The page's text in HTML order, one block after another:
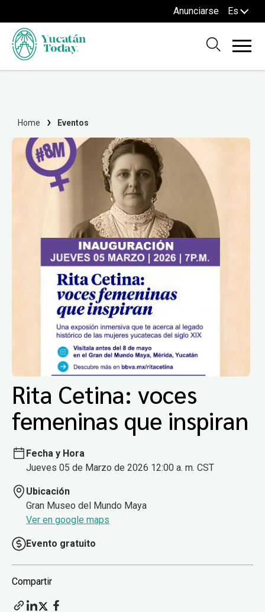
Anunciarse Es
Home Eventos
Rita Cetina: voces
femeninas que inspiran
Fecha y Hora
Jueves 05 de Marzo de 2026 12:00 a. m. CST
Ubicación
Gran Museo del Mundo Maya
Ver en google maps
Evento gratuito
Compartir